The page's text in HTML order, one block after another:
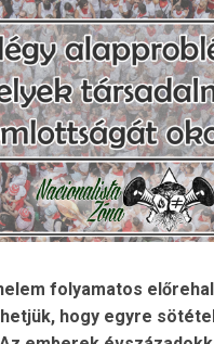
folyamatos
hogy egyre